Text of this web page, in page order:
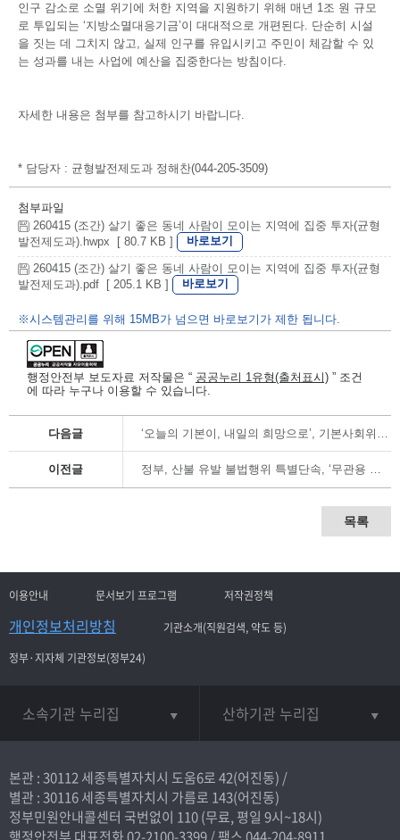
인구 감소로 소멸 위기에 처한 지역을 지원하기 위해 매년 1조 원 규모
로 투입되는 ‘지방소멸대응기금’이 대대적으로 개편된다. 단순히 시설
을 짓는 데 그치지 않고, 실제 인구를 유입시키고 주민이 체감할 수 있
는 성과를 내는 사업에 예산을 집중한다는 방침이다.
자세한 내용은 첨부를 참고하시기 바랍니다.
* 담당자 : 균형발전제도과 정해찬(044-205-3509)
첨부파일
260415 (조간) 살기 좋은 동네 사람이 모이는 지역에 집중 투자(균형
발전제도과).hwpx [ 80.7 KB ]
바로보기
260415 (조간) 살기 좋은 동네 사람이 모이는 지역에 집중 투자(균형
발전제도과).pdf [ 205.1 KB ]
바로보기
※시스템관리를 위해 15MB가 넘으면 바로보기가 제한 됩니다.
행정안전부 보도자료 저작물은 “ 공공누리 1유형(출처표시) ” 조건
에 따라 누구나 이용할 수 있습니다.
다음글 ‘오늘의 기본이, 내일의 희망으로’, 기본사회위원회 첫걸음 내딛다
이전글 정부, 산불 유발 불법행위 특별단속, ‘무관용 원칙’ 엄정 대응
목록
이용안내 문서보기 프로그램 저작권정책
개인정보처리방침
기관소개(직원검색, 약도 등)
정부·지자체 기관정보(정부24)
소속기관 누리집 산하기관 누리집
본관 : 30112 세종특별자치시 도움6로 42(어진동) /
별관 : 30116 세종특별자치시 가름로 143(어진동)
정부민원안내콜센터 국번없이 110(무료, 평일 9시~18시)